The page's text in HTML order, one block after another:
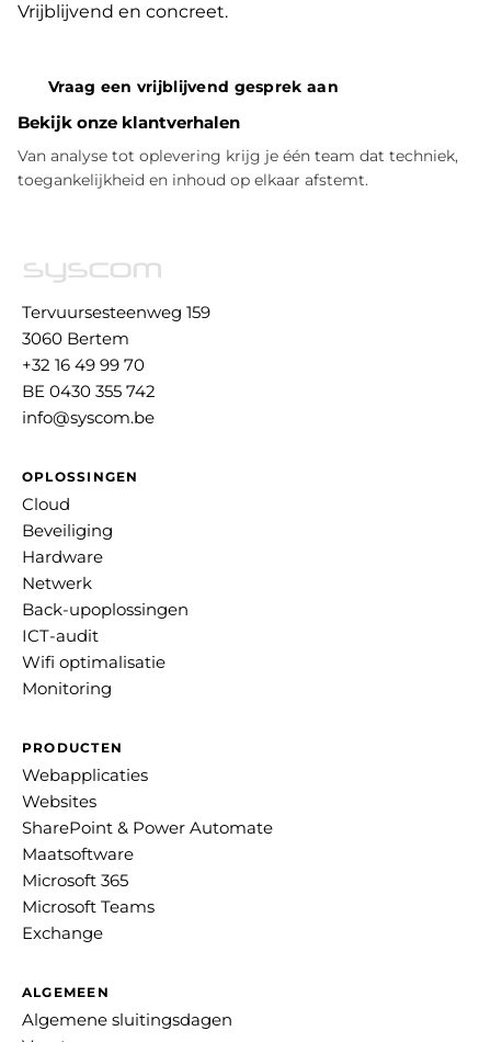
Vrijblijvend en concreet.
Vraag een vrijblijvend gesprek aan
Bekijk onze klantverhalen
Van analyse tot oplevering krijg je één team dat techniek,
toegankelijkheid en inhoud op elkaar afstemt.
Tervuursesteenweg 159
3060 Bertem
+32 16 49 99 70
BE 0430 355 742
info@syscom.be
OPLOSSINGEN
Cloud
Beveiliging
Hardware
Netwerk
Back-upoplossingen
ICT-audit
Wifi optimalisatie
Monitoring
PRODUCTEN
Webapplicaties
Websites
SharePoint & Power Automate
Maatsoftware
Microsoft 365
Microsoft Teams
Exchange
ALGEMEEN
Algemene sluitingsdagen